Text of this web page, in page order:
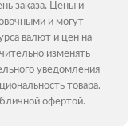
заказа. Цены и
и могут
валют и цен на
изменять
уведомления
товара.
офертой.